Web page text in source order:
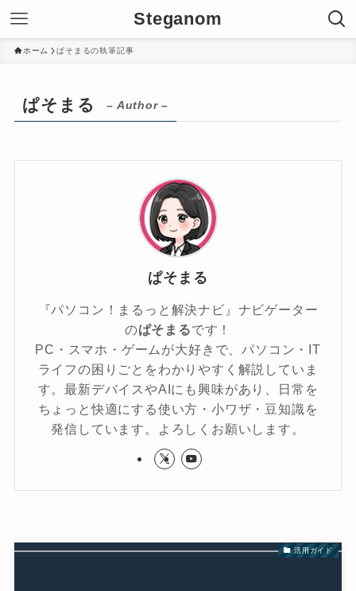
Steganom
ホーム ぱそまるの執筆記事
ぱそまる – Author –
ぱそまる
『パソコン！まるっと解決ナビ』ナビゲーター
のぱそまるです！
PC・スマホ・ゲームが大好きで、パソコン・IT
ライフの困りごとをわかりやすく解説していま
す。最新デバイスやAIにも興味があり、日常を
ちょっと快適にする使い方・小ワザ・豆知識を
発信しています。よろしくお願いします。
活用ガイド